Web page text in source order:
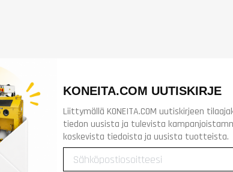
KONEITA.COM UUTISKIRJE
Liittymällä KONEITA.COM uutiskirjeen
tiedon uusista ja tulevista
koskevista tiedoista ja uusista tuotteista.